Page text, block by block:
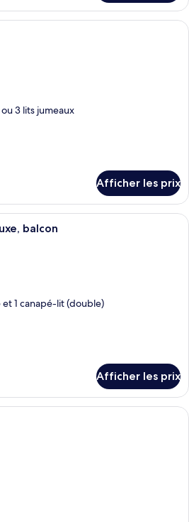
Une chambre d’hôtel avec deux lits,
3 lits jumeaux
Afficher les prix
Une chambre d’hôtel avec un
balcon
1 canapé-lit (double)
Afficher les prix
Une salle de bain équipée de